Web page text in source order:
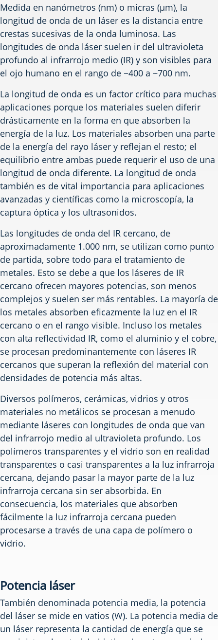
Medida en nanómetros (nm) o micras (µm), la
longitud de onda de un láser es la distancia entre
crestas sucesivas de la onda luminosa. Las
longitudes de onda láser suelen ir del ultravioleta
profundo al infrarrojo medio (IR) y son visibles para
el ojo humano en el rango de ~400 a ~700 nm.
La longitud de onda es un factor crítico para muchas
aplicaciones porque los materiales suelen diferir
drásticamente en la forma en que absorben la
energía de la luz. Los materiales absorben una parte
de la energía del rayo láser y reflejan el resto; el
equilibrio entre ambas puede requerir el uso de una
longitud de onda diferente. La longitud de onda
también es de vital importancia para aplicaciones
avanzadas y científicas como la microscopía, la
captura óptica y los ultrasonidos.
Las longitudes de onda del IR cercano, de
aproximadamente 1.000 nm, se utilizan como punto
de partida, sobre todo para el tratamiento de
metales. Esto se debe a que los láseres de IR
cercano ofrecen mayores potencias, son menos
complejos y suelen ser más rentables. La mayoría de
los metales absorben eficazmente la luz en el IR
cercano o en el rango visible. Incluso los metales
con alta reflectividad IR, como el aluminio y el cobre,
se procesan predominantemente con láseres IR
cercanos que superan la reflexión del material con
densidades de potencia más altas.
Diversos polímeros, cerámicas, vidrios y otros
materiales no metálicos se procesan a menudo
mediante láseres con longitudes de onda que van
del infrarrojo medio al ultravioleta profundo. Los
polímeros transparentes y el vidrio son en realidad
transparentes o casi transparentes a la luz infrarroja
cercana, dejando pasar la mayor parte de la luz
infrarroja cercana sin ser absorbida. En
consecuencia, los materiales que absorben
fácilmente la luz infrarroja cercana pueden
procesarse a través de una capa de polímero o
vidrio.
Potencia láser
También denominada potencia media, la potencia
del láser se mide en vatios (W). La potencia media de
un láser representa la cantidad de energía que se